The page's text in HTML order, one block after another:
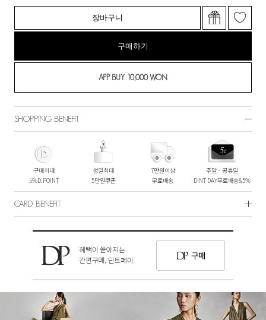
장바구니
구매하기
SHOPPING BENEFIT
구매최대
5%D.POINT
생일최대
5만원쿠폰
7만원이상
무료배송
주말ㆍ공휴일
DINT DAY무료배송&5%
CARD BENEFIT